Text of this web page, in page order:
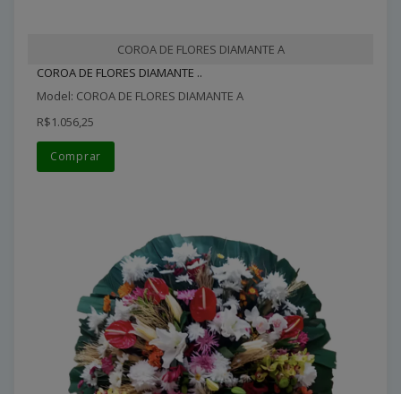
COROA DE FLORES DIAMANTE A
COROA DE FLORES DIAMANTE ..
Model: COROA DE FLORES DIAMANTE A
R$1.056,25
Comprar